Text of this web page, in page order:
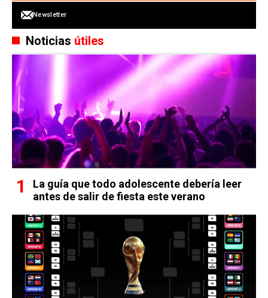
Newsletter
Noticias útiles
La guía que todo adolescente debería leer
antes de salir de fiesta este verano